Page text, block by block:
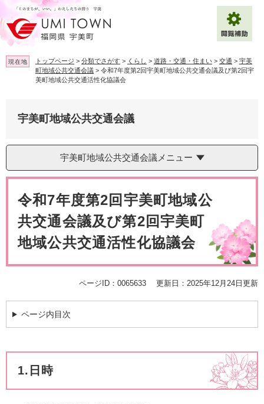
ー
ジ
の
先
頭
ニ
ュ
ー
を
飛
背景色変更 白 黒
Multilingual（English・中文・한글）
現在地 トップページ > 分類でさがす > くらし > 道路・交通・住まい > 交通 > 宇美
町地域公共交通会議 > 令和7年度第2回宇美町地域公共交通会議及び第2回宇
美町地域公共交通活性化協議会
宇美町地域公共交通会議
宇美町地域公共交通会議メニュー
令和7年度第2回宇美町地域公
共交通会議及び第2回宇美町
地域公共交通活性化協議会
ページID：0065633 更新日：2025年12月24日更新
ページ内目次
1.日時